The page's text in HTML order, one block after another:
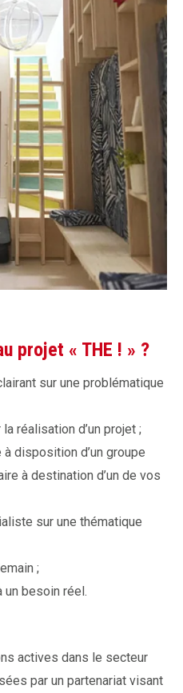
projet « THE ! » ?
sur une problématique
réalisation d’un projet ;
disposition d’un groupe
à destination d’un de vos
sur une thématique
;
un besoin réel.
actives dans le secteur
par un partenariat visant